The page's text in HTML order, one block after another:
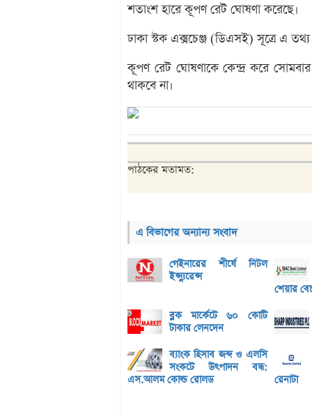
শতাংশ হারে কূপণ রেট ঘোষণা করেছে।
ঢাকা স্টক এক্সচেঞ্জ (ডিএসই) সূত্রে এ তথ্য
কূপণ রেট ঘোষণাকে কেন্দ্র করে
থাকবে না।
পাঠকের মতামত:
এ বিভাগের অন্যান্য সংবাদ
গেইনারের শীর্ষে নিটল
ইন্স্যুরেন্স
শেয়ার
ব্লক মার্কেটে ৬০ কোটি
টাকার লেনদেন
ব্যাংক হিসাব জব্দ ও এলসি
সংকটে উৎপাদন বন্ধ:
এস.আলম কোল্ড রোলড
রেনাটা